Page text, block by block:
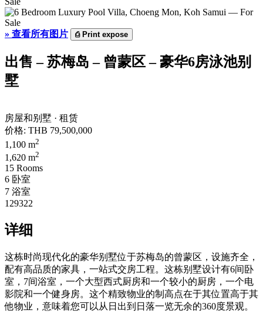
» 查看所有图片 ⎙Print expose
出售 – 苏梅岛 – 曾蒙区 – 豪华6房泳池别
墅
房屋和别墅 · 租赁
价格: THB 79,500,000
1,100 m2
1,620 m2
15 Rooms
6 卧室
7 浴室
129322
详细
这栋时尚现代化的豪华别墅位于苏梅岛的曾蒙区，设施齐全，
配有高品质的家具，一站式交房工程。这栋别墅设计有6间卧
室，7间浴室，一个大型西式厨房和一个较小的厨房，一个电
影院和一个健身房。这个精致物业的制高点在于其位置高于其
他物业，意味着您可以从日出到日落一览无余的360度景观。